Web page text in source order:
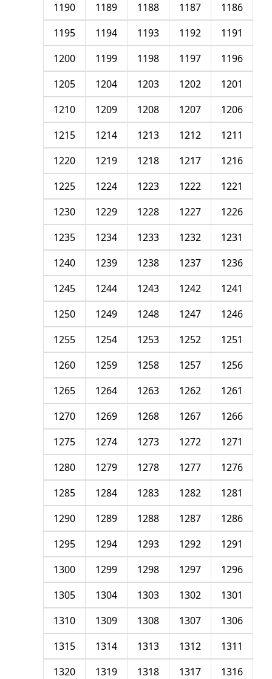
1186
1187
1188
1189
1190
1191
1192
1193
1194
1195
1196
1197
1198
1199
1200
1201
1202
1203
1204
1205
1206
1207
1208
1209
1210
1211
1212
1213
1214
1215
1216
1217
1218
1219
1220
1221
1222
1223
1224
1225
1226
1227
1228
1229
1230
1231
1232
1233
1234
1235
1236
1237
1238
1239
1240
1241
1242
1243
1244
1245
1246
1247
1248
1249
1250
1251
1252
1253
1254
1255
1256
1257
1258
1259
1260
1261
1262
1263
1264
1265
1266
1267
1268
1269
1270
1271
1272
1273
1274
1275
1276
1277
1278
1279
1280
1281
1282
1283
1284
1285
1286
1287
1288
1289
1290
1291
1292
1293
1294
1295
1296
1297
1298
1299
1300
1301
1302
1303
1304
1305
1306
1307
1308
1309
1310
1311
1312
1313
1314
1315
1316
1317
1318
1319
1320